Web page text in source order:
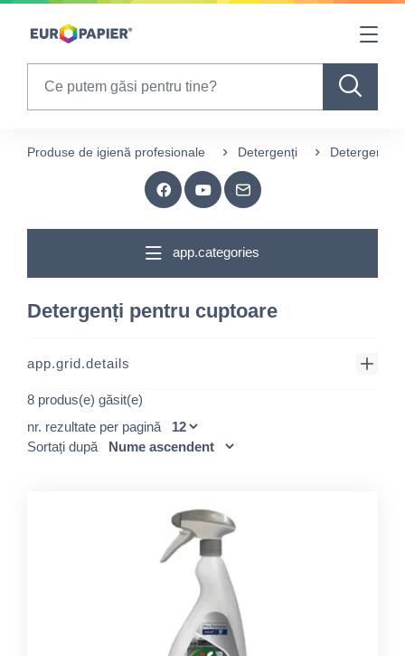
Table Of Content
Produse de igienă profesionale Detergenți Detergenți
app.categories
Detergenți pentru cuptoare
app.grid.details
8 produs(e) găsit(e)
nr. rezultate per pagină
Sortați după